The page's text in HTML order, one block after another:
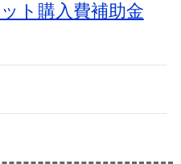
ト購入費補助金